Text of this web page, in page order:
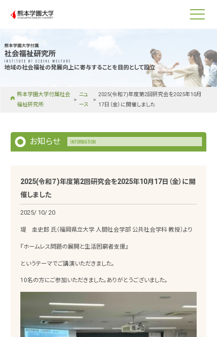
地域の社会福祉の発展向上に寄与することを目的として設立
熊本学園大学付属社会
福祉研究所
ニュ
ース
2025(令和７)年度第2回研究会を2025年10月
17日（金）に開催しました
お知らせ INFORMATION
2025(令和７)年度第2回研究会を2025年10月17日（金）に開
催しました
2025/ 10/20
堤 圭史郎 氏（福岡県立大学 人間社会学部 公共社会学科 教授）より
『ホームレス問題の展開と生活困窮者支援』
というテーマでご講演いただきました。
10名の方にご参加いただきました。ありがとうございました。